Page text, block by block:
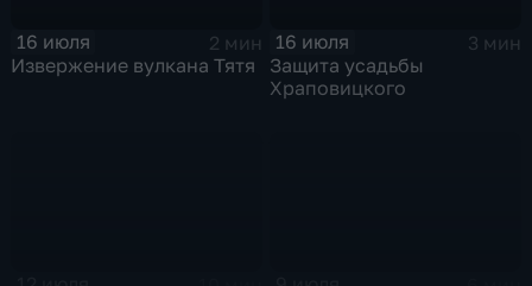
16 июля
2 мин
Извержение вулкана Тятя
16 июля
3 мин
Защита усадьбы
Храповицкого